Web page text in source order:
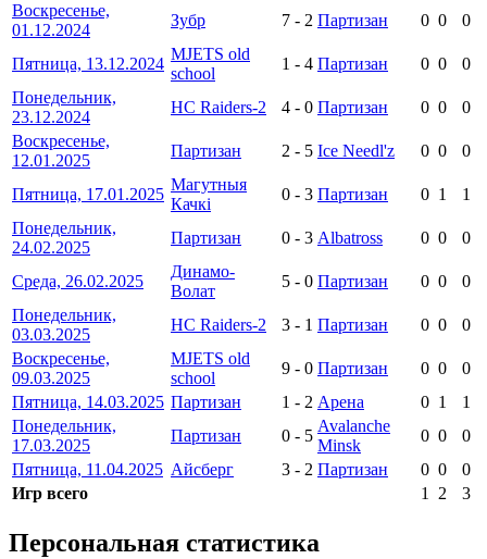
Воскресенье,
01.12.2024
Зубр 7 - 2 Партизан 0 0 0
Пятница, 13.12.2024
MJETS old
school
1 - 4 Партизан 0 0
0
Понедельник,
23.12.2024
HC Raiders-2 4 - 0 Партизан 0 0
0
Воскресенье,
12.01.2025
Партизан 2 - 5 Ice Needl'z 0 0 0
Пятница, 17.01.2025
Магутныя
Качкі
0 - 3 Партизан 0 1
1
Понедельник,
24.02.2025
Партизан 0 - 3 Albatross 0 0 0
Среда, 26.02.2025
Динамо-
Волат
5 - 0 Партизан 0 0
0
Понедельник,
03.03.2025
HC Raiders-2 3 - 1 Партизан 0 0
0
Воскресенье,
09.03.2025
MJETS old
school
9 - 0 Партизан 0 0
0
Пятница, 14.03.2025 Партизан 1 - 2 Арена 0 1
1
Понедельник,
17.03.2025
Партизан 0 - 5
Avalanche
Minsk
0 0
0
Пятница, 11.04.2025 Айсберг 3 - 2 Партизан 0 0
0
Игр всего
1 2 3
Персональная статистика